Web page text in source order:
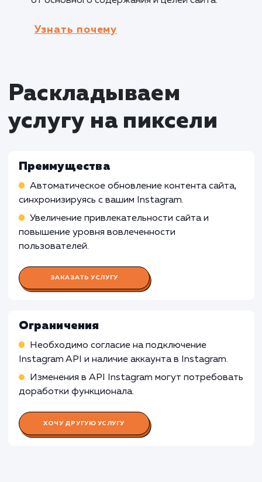
эмоциональной связи и вдохновляет
на путешествия.
Производственные компании
отображения фотографий из Instagram на
может быть менее подходящей для
производственных компаний, у которых нет
социальными медиа. Их потребности и
приоритеты могут быть сосредоточены на
других аспектах бизнеса.
Корпоративные сайты: Для
сайтов, которые ориентированы на
продуктах или услугах, отображение
фотографий из Instagram может быть менее
от основного содержания и целей сайта.
Узнать почему
Раскладываем